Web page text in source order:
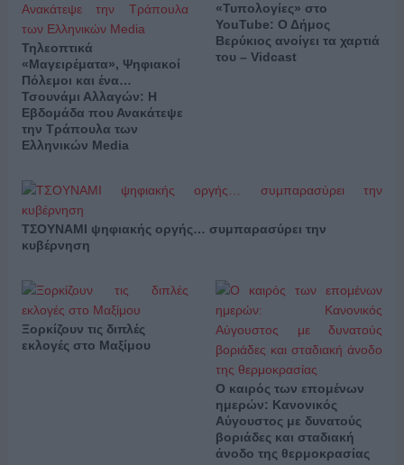
Τηλεοπτικά
«Μαγειρέματα», Ψηφιακοί
Πόλεμοι και ένα…
Τσουνάμι Αλλαγών: Η
Εβδομάδα που Ανακάτεψε
την Τράπουλα των
Ελληνικών Media
«Τυπολογίες» στο
YouTube: Ο Δήμος
Βερύκιος ανοίγει τα χαρτιά
του – Vidcast
ΤΣΟΥΝΑΜΙ ψηφιακής οργής… συμπαρασύρει την
κυβέρνηση
Ξορκίζουν τις διπλές
εκλογές στο Μαξίμου
Ο καιρός των επομένων
ημερών: Κανονικός
Αύγουστος με δυνατούς
βοριάδες και σταδιακή
άνοδο της θερμοκρασίας